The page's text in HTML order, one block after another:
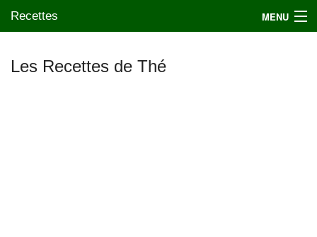
Recettes MENU
Les Recettes de Thé